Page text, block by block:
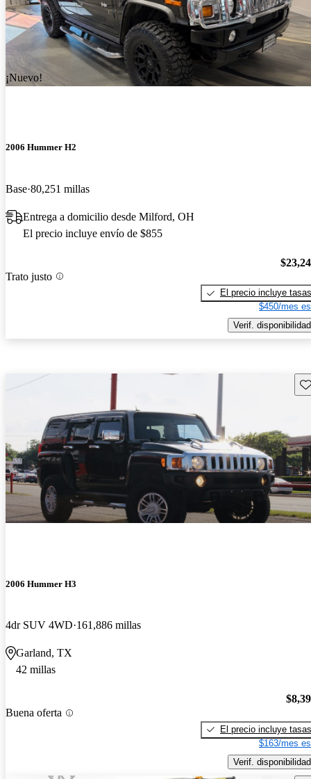
¡Nuevo!
2006 Hummer H2
Base 80,251 millas
Entrega a domicilio desde Milford, OH
El precio incluye envío de $855
Trato justo
El precio incluye tasas
$450/mes
Verif. disponibilidad
2006 Hummer H3
4dr SUV 4WD 161,886 millas
Garland, TX
42 millas
Buena oferta
El precio incluye tasas
$163/mes
Verif. disponibilidad